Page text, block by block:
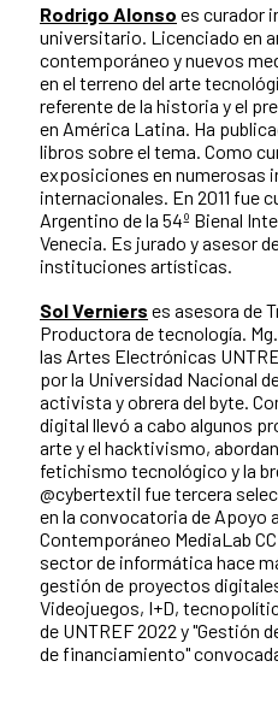
Rodrigo Alonso es curador
universitario. Licenciado en
contemporáneo y nuevos
en el terreno del arte
referente de la historia y el
en América Latina. Ha
libros sobre el tema. Como
exposiciones en numerosas
internacionales. En 2011 fue
Argentino de la 54º Bienal
Venecia. Es jurado y asesor
instituciones artísticas.
Sol Verniers es asesora de
Productora de tecnología.
las Artes Electrónicas
por la Universidad Nacional
activista y obrera del byte.
digital llevó a cabo algunos
arte y el hacktivismo,
fetichismo tecnológico y la
@cybertextil fue tercera
en la convocatoria de Apoyo
Contemporáneo MediaLab
sector de informática hace
gestión de proyectos
Videojuegos, I+D,
de UNTREF 2022 y "Gestión
de financiamiento"